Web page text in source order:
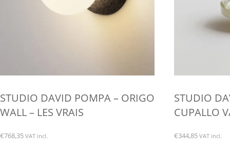
STUDIO DAVID POMPA – ORIGO
WALL – LES VRAIS
€768,35 VAT incl.
STUDIO
CUPALLO
€344,85 VAT incl.